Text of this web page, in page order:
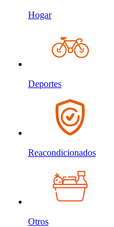
Hogar
Deportes
Reacondicionados
Otros